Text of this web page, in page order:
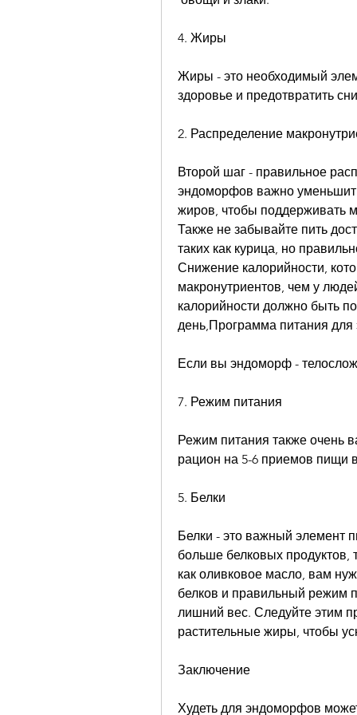
4. Жиры
Жиры - это необходимый
здоровье и предотвратить
2. Распределение
Второй шаг - правильное
эндоморфов важно
жиров, чтобы поддерживать
Также не забывайте пить
таких как курица, но
Снижение калорийности,
макронутриентов, чем у
калорийности должно быть
день,Программа питания
Если вы эндоморф -
7. Режим питания
Режим питания также очень
рацион на 5-6 приемов пищи
5. Белки
Белки - это важный элемент
больше белковых продуктов,
как оливковое масло, вам
белков и правильный режим
лишний вес. Следуйте этим
растительные жиры, чтобы
Заключение
Худеть для эндоморфов